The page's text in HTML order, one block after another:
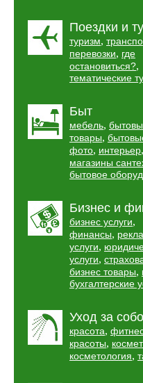
Поездки и
туризм,
перевозки, где
остановиться?,
тематические
Быт
мебель,
товары,
фото, интерьер,
магазины
бытовое
Бизнес и
бизнес услуги,
финансы,
услуги,
услуги,
бизнес товары,
бухгалтерские
Уход за
красота,
красоты,
косметология,